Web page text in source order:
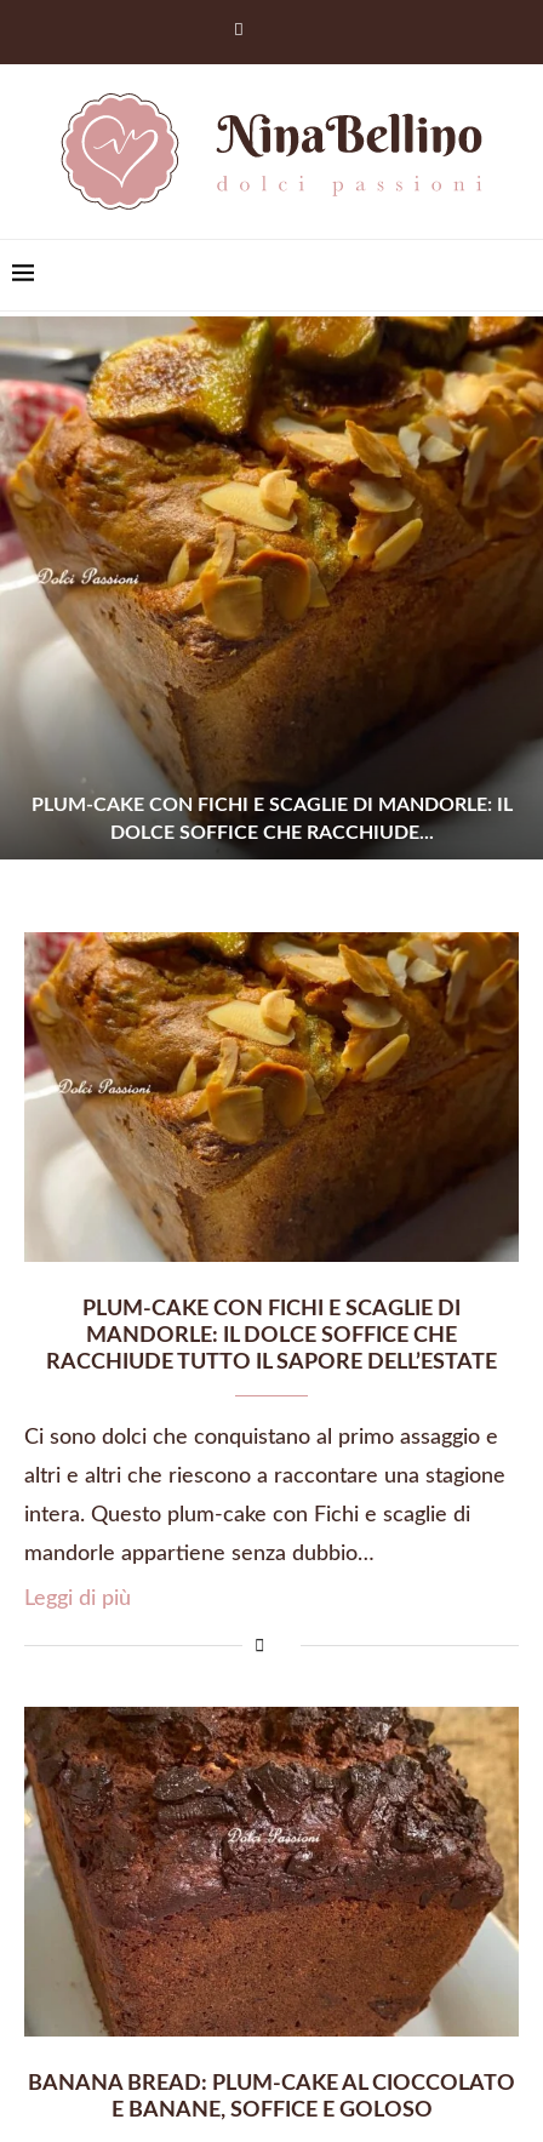
PLUM-CAKE CON FICHI E SCAGLIE DI MANDORLE: IL
DOLCE SOFFICE CHE RACCHIUDE...
PLUM-CAKE CON FICHI E SCAGLIE DI
MANDORLE: IL DOLCE SOFFICE CHE
RACCHIUDE TUTTO IL SAPORE DELL’ESTATE
Ci sono dolci che conquistano al primo assaggio e
altri e altri che riescono a raccontare una stagione
intera. Questo plum-cake con Fichi e scaglie di
mandorle appartiene senza dubbio…
Leggi di più
BANANA BREAD: PLUM-CAKE AL CIOCCOLATO
E BANANE, SOFFICE E GOLOSO